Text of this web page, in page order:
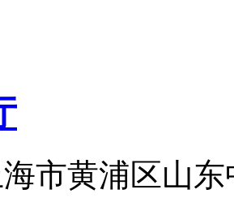
海市黄浦区山